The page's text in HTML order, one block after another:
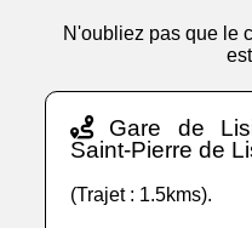
N'oubliez pas que le
Gare de
Saint-Pierre de
(Trajet : 1.5kms).